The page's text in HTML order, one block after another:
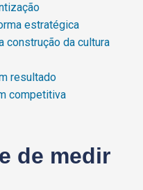
estratégica
construção da cultura
resultado
competitiva
de medir